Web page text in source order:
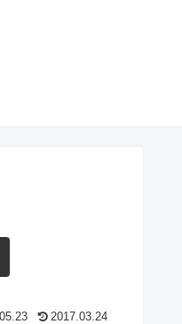
2017.03.24